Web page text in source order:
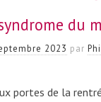
du
2023 par
portes de la